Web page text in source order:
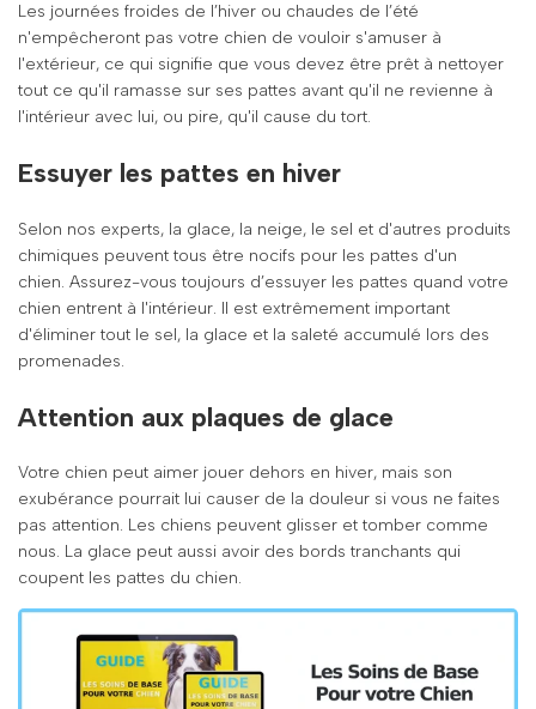
Les journées froides de l’hiver ou chaudes de l’été
n'empêcheront pas votre chien de vouloir s'amuser à
l'extérieur, ce qui signifie que vous devez être prêt à nettoyer
tout ce qu'il ramasse sur ses pattes avant qu'il ne revienne à
l'intérieur avec lui, ou pire, qu'il cause du tort.
Essuyer les pattes en hiver
Selon nos experts, la glace, la neige, le sel et d'autres produits
chimiques peuvent tous être nocifs pour les pattes d'un
chien. Assurez-vous toujours d’essuyer les pattes quand votre
chien entrent à l'intérieur. Il est extrêmement important
d'éliminer tout le sel, la glace et la saleté accumulé lors des
promenades.
Attention aux plaques de glace
Votre chien peut aimer jouer dehors en hiver, mais son
exubérance pourrait lui causer de la douleur si vous ne faites
pas attention. Les chiens peuvent glisser et tomber comme
nous. La glace peut aussi avoir des bords tranchants qui
coupent les pattes du chien.